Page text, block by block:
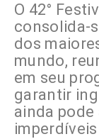
O 42°
consolida-
dos
mundo,
em seu
garantir
ainda